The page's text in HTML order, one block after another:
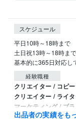
スケジュール
平日10時～18時まで
土日祝13時～18時まで
基本的に365日対応し
経験職種
クリエイター / コピ
クリエイター / ライ
マーケティング / ブ
コンサルタント / 業
出品者の実績をも